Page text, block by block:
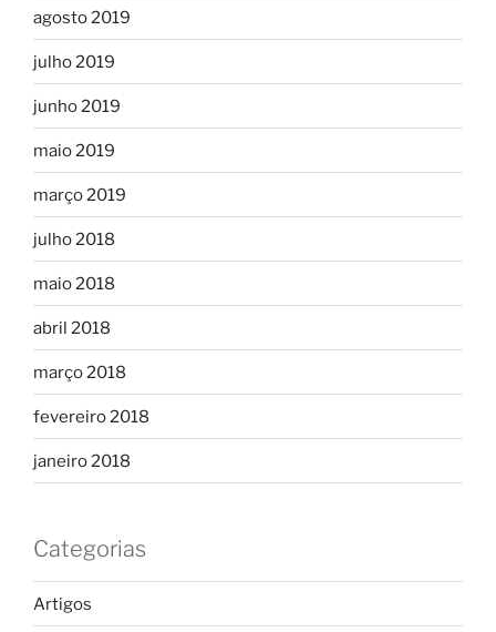
agosto 2019
julho 2019
junho 2019
maio 2019
março 2019
julho 2018
maio 2018
abril 2018
março 2018
fevereiro 2018
janeiro 2018
Categorias
Artigos